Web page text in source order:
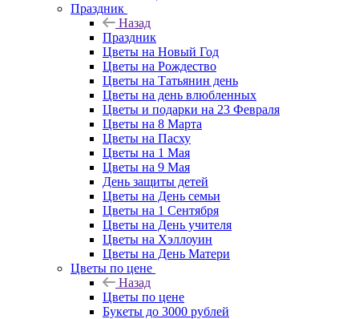
Праздник
Назад
Праздник
Цветы на Новый Год
Цветы на Рождество
Цветы на Татьянин день
Цветы на день влюбленных
Цветы и подарки на 23 Февраля
Цветы на 8 Марта
Цветы на Пасху
Цветы на 1 Мая
Цветы на 9 Мая
День защиты детей
Цветы на День семьи
Цветы на 1 Сентября
Цветы на День учителя
Цветы на Хэллоуин
Цветы на День Матери
Цветы по цене
Назад
Цветы по цене
Букеты до 3000 рублей